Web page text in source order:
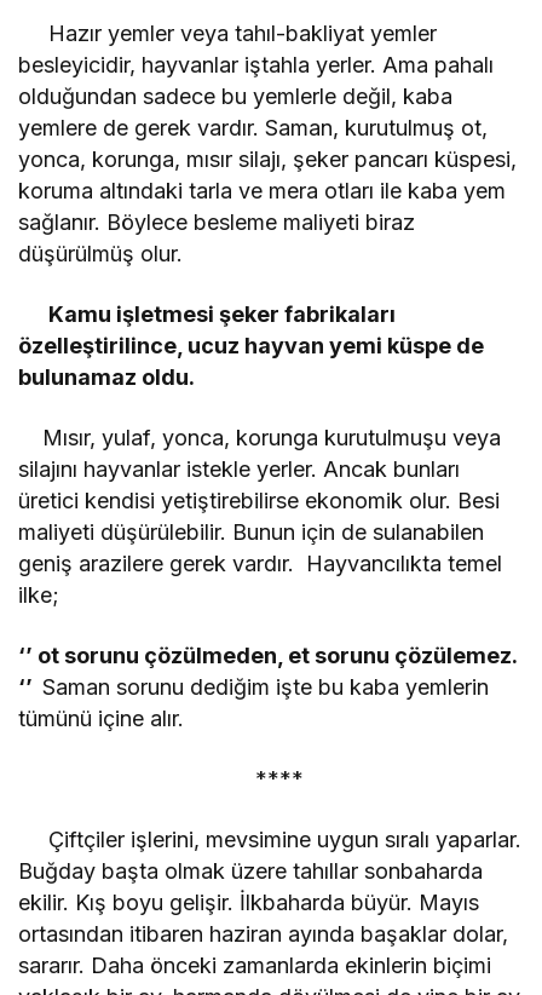
Hazır yemler veya tahıl-bakliyat yemler
besleyicidir, hayvanlar iştahla yerler. Ama pahalı
olduğundan sadece bu yemlerle değil, kaba
yemlere de gerek vardır. Saman, kurutulmuş ot,
yonca, korunga, mısır silajı, şeker pancarı küspesi,
koruma altındaki tarla ve mera otları ile kaba yem
sağlanır. Böylece besleme maliyeti biraz
düşürülmüş olur.
Kamu işletmesi şeker fabrikaları
özelleştirilince, ucuz hayvan yemi küspe de
bulunamaz oldu.
Mısır, yulaf, yonca, korunga kurutulmuşu veya
silajını hayvanlar istekle yerler. Ancak bunları
üretici kendisi yetiştirebilirse ekonomik olur. Besi
maliyeti düşürülebilir. Bunun için de sulanabilen
geniş arazilere gerek vardır. Hayvancılıkta temel
ilke;
‘’ ot sorunu çözülmeden, et sorunu çözülemez.
‘’Saman sorunu dediğim işte bu kaba yemlerin
tümünü içine alır.
****
Çiftçiler işlerini, mevsimine uygun sıralı yaparlar.
Buğday başta olmak üzere tahıllar sonbaharda
ekilir. Kış boyu gelişir. İlkbaharda büyür. Mayıs
ortasından itibaren haziran ayında başaklar dolar,
sararır. Daha önceki zamanlarda ekinlerin biçimi